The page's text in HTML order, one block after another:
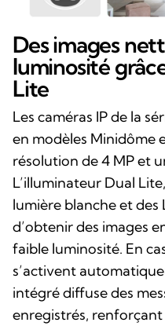
Des images
luminosité
Lite
Les caméras IP de la
en modèles Minidôme
résolution de 4 MP et
L’illuminateur Dual
lumière blanche et
d’obtenir des images
faible luminosité. En
s’activent
intégré diffuse des
enregistrés, renforçant